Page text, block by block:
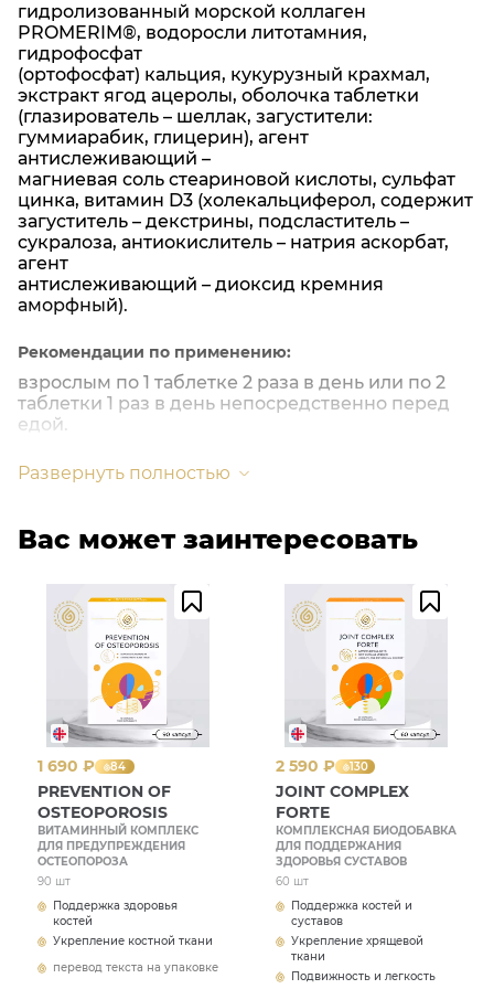
гидролизованный морской коллаген
PROMERIM®, водоросли литотамния,
гидрофосфат
(ортофосфат) кальция, кукурузный крахмал,
экстракт ягод ацеролы, оболочка таблетки
(глазирователь – шеллак, загустители:
гуммиарабик, глицерин), агент
антислеживающий –
магниевая соль стеариновой кислоты, сульфат
цинка, витамин D3 (холекальциферол, содержит
загуститель – декстрины, подсластитель –
сукралоза, антиокислитель – натрия аскорбат,
агент
антислеживающий – диоксид кремния
аморфный).
Рекомендации по применению:
взрослым по 1 таблетке 2 раза в день или по 2
таблетки 1 раз в день непосредственно перед
едой.
Суточная дозировка БАД обеспечивает:
Биологически
вещества
в 2
дозировке),
мг
рекомендуемого
суточного
потребления*
Коллаген
Адекватный
уровень
потребления
не установлен**
Кальций 26
Цинк
Витамин D3
5 мкг (200
100
Витамин С 20
* согласно ТР ТС 022/2011 «Пищевая продукция в
части её маркировки», Приложение 2;
Развернуть полностью
Вас может заинтересовать
1 690 ₽ 84
PREVENTION OF
OSTEOPOROSIS
ВИТАМИННЫЙ КОМПЛЕКС
ДЛЯ ПРЕДУПРЕЖДЕНИЯ
ОСТЕОПОРОЗА
90 шт
Поддержка здоровья
костей
Укрепление костной ткани
перевод текста на упаковке
2 590 ₽ 130
JOINT COMPLEX
FORTE
КОМПЛЕКСНАЯ БИОДОБАВКА
ДЛЯ ПОДДЕРЖАНИЯ
ЗДОРОВЬЯ СУСТАВОВ
60 шт
Поддержка костей и
суставов
Укрепление хрящевой
ткани
Подвижность и легкость